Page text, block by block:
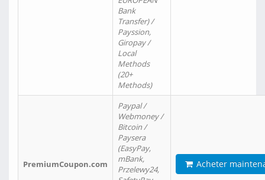
Bank
Transfer) /
Payssion,
Giropay /
Local
Methods
(20+
Methods)
PremiumCoupon.com
Paypal /
Webmoney /
Bitcoin /
Paysera
(EasyPay,
mBank,
Przelewy24,
Acheter